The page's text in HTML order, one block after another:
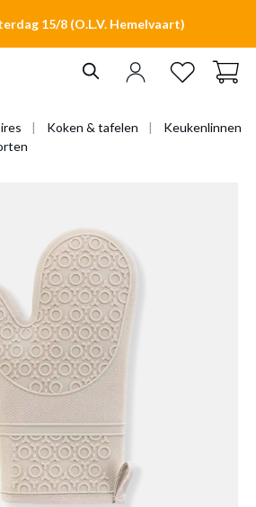
15/8 (O.L.V. Hemelvaart)
Koken & tafelen
Keukenlinnen